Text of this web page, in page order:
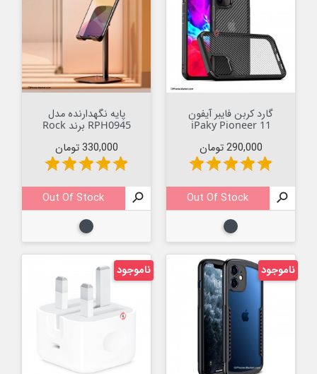
گارد کربن فایبر آیفون
iPaky Pioneer 11
قیمت
290,000 تومان
star
star
star
star
star

Out Of Stock
مشکی
پایه نگهدارنده مدل
RPH0945 برند Rock
قیمت
330,000 تومان
star
star
star
star
star

Out Of Stock
مشکی
ناموجود ناموجود